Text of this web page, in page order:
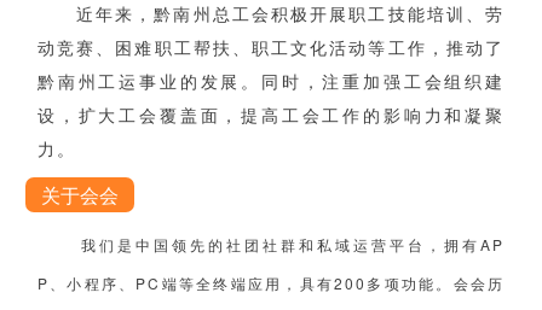
近年来，黔南州总工会积极开展职工技能培训、劳
动竞赛、困难职工帮扶、职工文化活动等工作，推动了
黔南州工运事业的发展。同时，注重加强工会组织建
设，扩大工会覆盖面，提高工会工作的影响力和凝聚
力。
关于会会
我们是中国领先的社团社群和私域运营平台，拥有AP
P、小程序、PC端等全终端应用，具有200多项功能。会会历